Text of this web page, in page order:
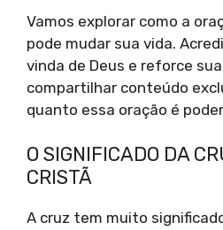
Vamos explorar como a
pode mudar sua vida.
vinda de Deus e reforce
compartilhar conteúdo
quanto essa oração é
O SIGNIFICADO DA
CRISTÃ
A cruz tem muito